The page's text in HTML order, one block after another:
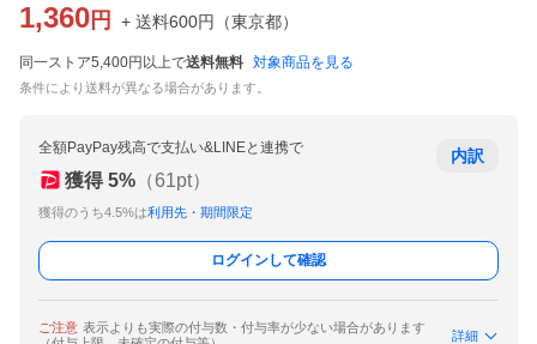
1,360 円 + 送料600円 （東京都）
同一ストア5,400円以上で送料無料 対象商品を見る
条件により送料が異なる場合があります。
全額PayPay残高で支払い&LINEと連携で
獲得 5% （61pt）
獲得のうち4.5%は利用先・期間限定
内訳
ログインして確認
ご注意 表示よりも実際の付与数・付与率が少ない場合があります
詳細